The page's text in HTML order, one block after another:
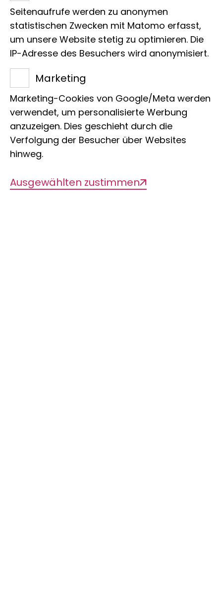
Costa Rica, ein Land, das nur 0,03 der
weltweiten Landfläche einnimmt und
damit etwas größer als Dänemark ist,
verfügt über 6 % der weltweiten
Biodiversität und beeindruckt mit einer
außergewöhnlichen Artenvielfalt. Es ist
ein Land der Extreme, in dem sich
beeindruckende Lebensräume auf
Seitenaufrufe werden zu anonymen
statistischen Zwecken mit Matomo erfasst,
um unsere Website stetig zu optimieren. Die
IP-Adresse des Besuchers wird anonymisiert.
Marketing
Marketing-Cookies von Google/Meta werden
verwendet, um personalisierte Werbung
anzuzeigen. Dies geschieht durch die
Verfolgung der Besucher über Websites
hinweg.
Ausgewählten zustimmen